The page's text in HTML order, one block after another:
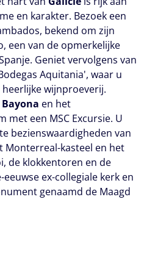
en karakter. Bezoek een
bekend om zijn
een van de opmerkelijke
Geniet vervolgens van
Aquitania', waar u
wijnproeverij.
Bayona en het
met een MSC Excursie. U
bezienswaardigheden van
Monterreal-kasteel en het
de klokkentoren en de
ex-collegiale kerk en
genaamd de Maagd